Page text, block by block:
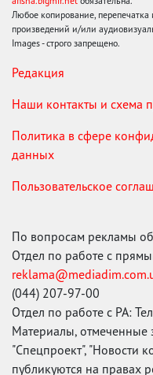
Любое копирование,
произведений и/или
Images - строго запрещено.
Редакция
Наши контакты и схема
Политика в сфере
данных
Пользовательское
По вопросам рекламы
Отдел по работе с
(044) 207-97-00
Отдел по работе с РА:
Материалы, отмеченные
"Спецпроект", "Новости
публикуются на правах